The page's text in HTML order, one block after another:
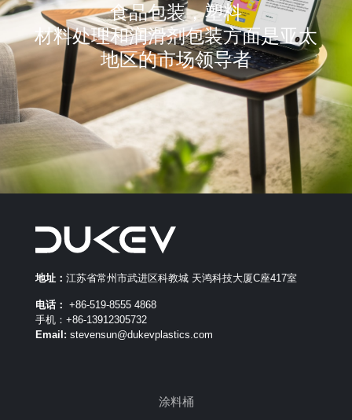
食品包装，塑料
材料处理和润滑剂包装方面是亚太
地区的市场领导者
地址： 江苏省常州市武进区科教城 天鸿科技大厦C座417室
电话： +86-519-8555 4868
手机：+86-13912305732
Email: stevensun@dukevplastics.com
涂料桶